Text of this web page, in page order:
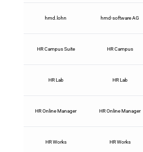
hmd.lohn hmd-software AG
HR Campus Suite HR Campus
HR Lab HR Lab
HR Online Manager HR Online Manager
HR Works HR Works